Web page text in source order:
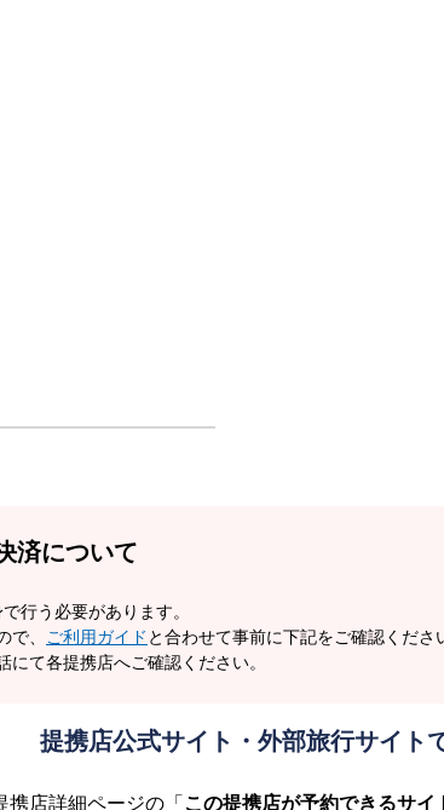
済について
行う必要があります。
、
ご利用ガイド と合わせて事前に下記をご確認くださ
て各提携店へご確認ください。
提携店公式サイト・外部旅行サイト
携店詳細ページの「この提携店が予約できるサイ